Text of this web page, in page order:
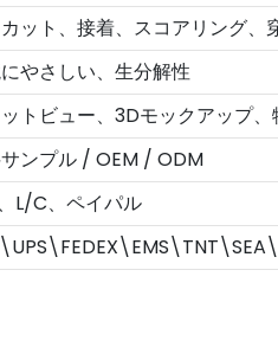
ット、接着、スコアリング、
やさしい、生分解性
トビュー、3Dモックアップ
ンプル / OEM / ODM
L/C、ペイパル